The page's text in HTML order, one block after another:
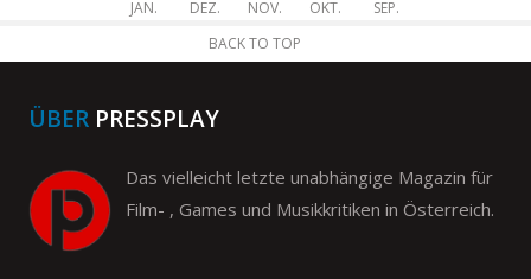
JAN. DEZ. NOV. OKT.
SEP.
BACK TO TOP
ÜBER PRESSPLAY
Das vielleicht letzte unabhängige Magazin für
Film- , Games und Musikkritiken in Österreich.